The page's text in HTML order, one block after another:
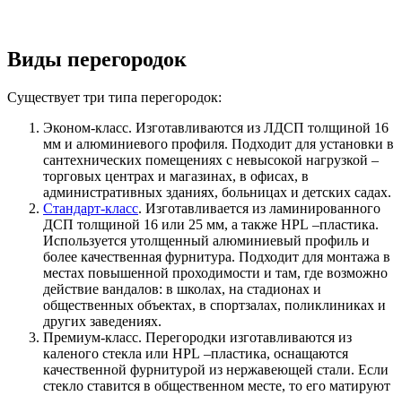
Виды перегородок
Существует три типа перегородок:
Эконом-класс. Изготавливаются из ЛДСП толщиной 16
мм и алюминиевого профиля. Подходит для установки в
сантехнических помещениях с невысокой нагрузкой –
торговых центрах и магазинах, в офисах, в
административных зданиях, больницах и детских садах.
Стандарт-класс. Изготавливается из ламинированного
ДСП толщиной 16 или 25 мм, а также HPL –пластика.
Используется утолщенный алюминиевый профиль и
более качественная фурнитура. Подходит для монтажа в
местах повышенной проходимости и там, где возможно
действие вандалов: в школах, на стадионах и
общественных объектах, в спортзалах, поликлиниках и
других заведениях.
Премиум-класс. Перегородки изготавливаются из
каленого стекла или HPL –пластика, оснащаются
качественной фурнитурой из нержавеющей стали. Если
стекло ставится в общественном месте, то его матируют